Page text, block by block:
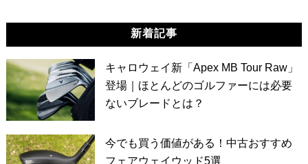
新着記事
キャロウェイ新「Apex MB Tour Raw」
登場｜ほとんどのゴルファーには必要
ないブレードとは？
今でも買う価値がある！中古おすすめ
フェアウェイウッド5選